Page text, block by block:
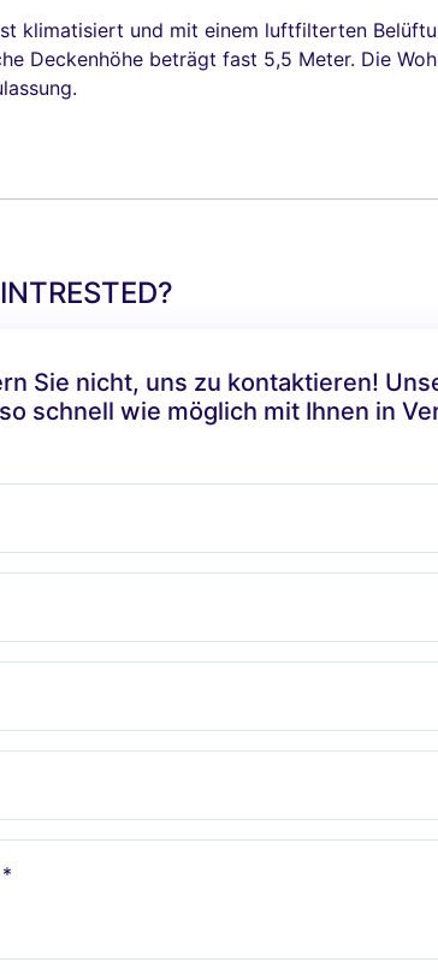
klimatisiert und mit einem luftfilterten
Deckenhöhe beträgt fast 5,5 Meter. Die
Sie nicht, uns zu kontaktieren!
schnell wie möglich mit Ihnen in